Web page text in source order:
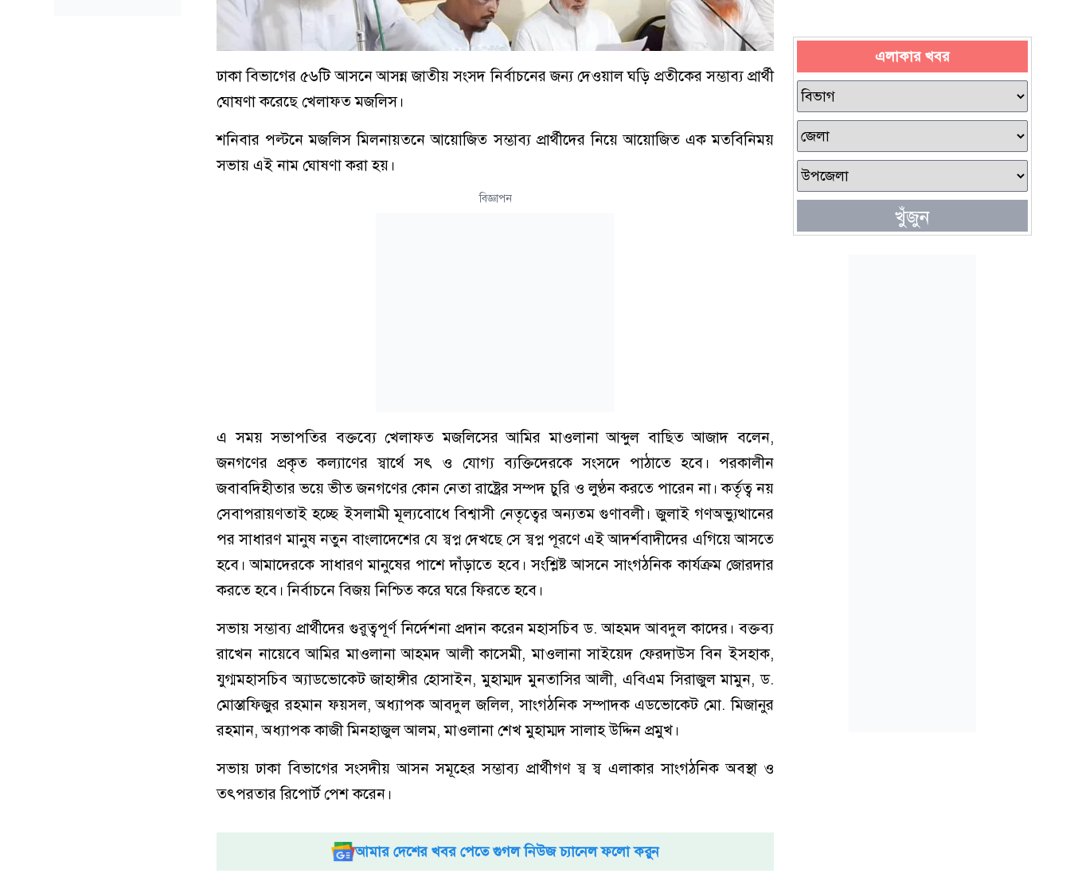
ঢাকা বিভাগের ৫৬টি আসনে আসন্ন জাতীয় সংসদ নির্বাচনের জন্য দেওয়াল ঘড়ি প্রতীকের সম্ভাব্য প্রার্থী
ঘোষণা করেছে খেলাফত মজলিস।
শনিবার পল্টনে মজলিস মিলনায়তনে আয়োজিত সম্ভাব্য প্রার্থীদের নিয়ে আয়োজিত এক মতবিনিময়
সভায় এই নাম ঘোষণা করা হয়।
বিজ্ঞাপন
এ সময় সভাপতির বক্তব্যে খেলাফত মজলিসের আমির মাওলানা আব্দুল বাছিত আজাদ বলেন,
জনগণের প্রকৃত কল্যাণের স্বার্থে সৎ ও যোগ্য ব্যক্তিদেরকে সংসদে পাঠাতে হবে। পরকালীন
জবাবদিহীতার ভয়ে ভীত জনগণের কোন নেতা রাষ্ট্রের সম্পদ চুরি ও লুণ্ঠন করতে পারেন না। কর্তৃত্ব নয়
সেবাপরায়ণতাই হচ্ছে ইসলামী মূল্যবোধে বিশ্বাসী নেতৃত্বের অন্যতম গুণাবলী। জুলাই গণঅভ্যুত্থানের
পর সাধারণ মানুষ নতুন বাংলাদেশের যে স্বপ্ন দেখছে সে স্বপ্ন পূরণে এই আদর্শবাদীদের এগিয়ে আসতে
হবে। আমাদেরকে সাধারণ মানুষের পাশে দাঁড়াতে হবে। সংশ্লিষ্ট আসনে সাংগঠনিক কার্যক্রম জোরদার
করতে হবে। নির্বাচনে বিজয় নিশ্চিত করে ঘরে ফিরতে হবে।
সভায় সম্ভাব্য প্রার্থীদের গুরুত্বপূর্ণ নির্দেশনা প্রদান করেন মহাসচিব ড. আহমদ আবদুল কাদের। বক্তব্য
রাখেন নায়েবে আমির মাওলানা আহমদ আলী কাসেমী, মাওলানা সাইয়েদ ফেরদাউস বিন ইসহাক,
যুগ্মমহাসচিব অ্যাডভোকেট জাহাঙ্গীর হোসাইন, মুহাম্মদ মুনতাসির আলী, এবিএম সিরাজুল মামুন, ড.
মোস্তাফিজুর রহমান ফয়সল, অধ্যাপক আবদুল জলিল, সাংগঠনিক সম্পাদক এডভোকেট মো. মিজানুর
রহমান, অধ্যাপক কাজী মিনহাজুল আলম, মাওলানা শেখ মুহাম্মদ সালাহ উদ্দিন প্রমুখ।
সভায় ঢাকা বিভাগের সংসদীয় আসন সমূহের সম্ভাব্য প্রার্থীগণ স্ব স্ব এলাকার সাংগঠনিক অবস্থা ও
তৎপরতার রিপোর্ট পেশ করেন।
আমার দেশের খবর পেতে গুগল নিউজ চ্যানেল ফলো করুন
এলাকার খবর
খুঁজুন